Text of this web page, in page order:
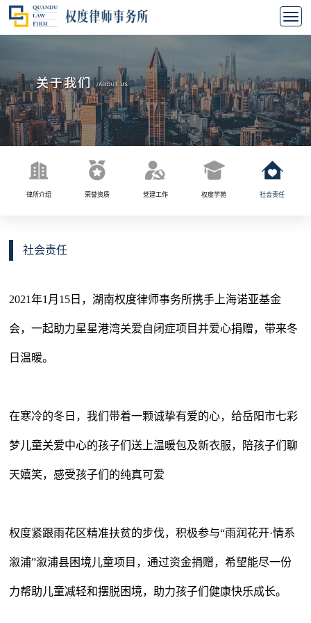
律所介绍 荣誉资质 党建工作 权度学苑 社会责任
社会责任
2021年1月15日，湖南权度律师事务所携手上海诺亚基金
会，一起助力星星港湾关爱自闭症项目并爱心捐赠，带来冬
日温暖。
在寒冷的冬日，我们带着一颗诚挚有爱的心，给岳阳市七彩
梦儿童关爱中心的孩子们送上温暖包及新衣服，陪孩子们聊
天嬉笑，感受孩子们的纯真可爱
权度紧跟雨花区精准扶贫的步伐，积极参与“雨润花开·情系
溆浦”溆浦县困境儿童项目，通过资金捐赠，希望能尽一份
力帮助儿童减轻和摆脱困境，助力孩子们健康快乐成长。